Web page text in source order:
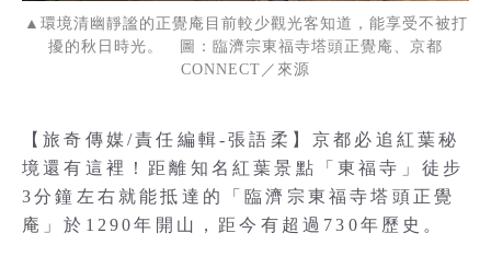
▲環境清幽靜謐的正覺庵目前較少觀光客知道，能享受不被打
擾的秋日時光。 圖：臨濟宗東福寺塔頭正覺庵、京都
CONNECT／來源
【旅奇傳媒/責任編輯-張語柔】京都必追紅葉秘
境還有這裡！距離知名紅葉景點「東福寺」徒步
3分鐘左右就能抵達的「臨濟宗東福寺塔頭正覺
庵」於1290年開山，距今有超過730年歷史。